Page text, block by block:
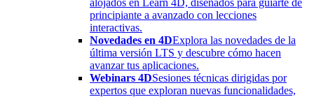
alojados en Learn 4D, diseñados para guiarte de
principiante a avanzado con lecciones
interactivas.
Novedades en 4DExplora las novedades de la
última versión LTS y descubre cómo hacen
avanzar tus aplicaciones.
Webinars 4DSesiones técnicas dirigidas por
expertos que exploran nuevas funcionalidades,